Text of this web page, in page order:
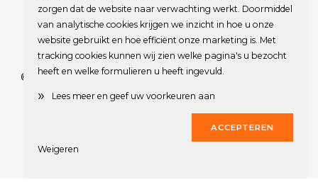
© 2009-2023 Nederlandse Vereniging van Golfspelende
Journalisten.
Alle rechten voorbehouden.
Copyright
zorgen dat de website naar verwachting werkt. Doormiddel
van analytische cookies krijgen we inzicht in hoe u onze
website gebruikt en hoe efficiënt onze marketing is. Met
tracking cookies kunnen wij zien welke pagina's u bezocht
heeft en welke formulieren u heeft ingevuld.
» Lees meer en geef uw voorkeuren aan
ACCEPTEREN
Weigeren